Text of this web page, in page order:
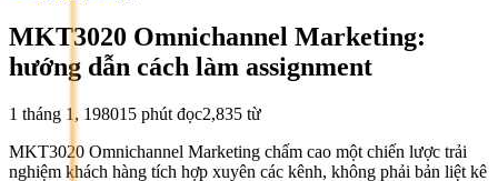
MKT3020 Omnichannel Marketing:
hướng dẫn cách làm assignment
1 tháng 1, 198015 phút đọc2,835 từ
MKT3020 Omnichannel Marketing chấm cao một chiến lược trải
nghiệm khách hàng tích hợp xuyên các kênh, không phải bản liệt kê